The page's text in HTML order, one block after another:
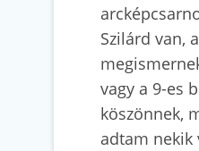
Szilárd van,
vagy a 9-es
köszönnek,
adtam nekik